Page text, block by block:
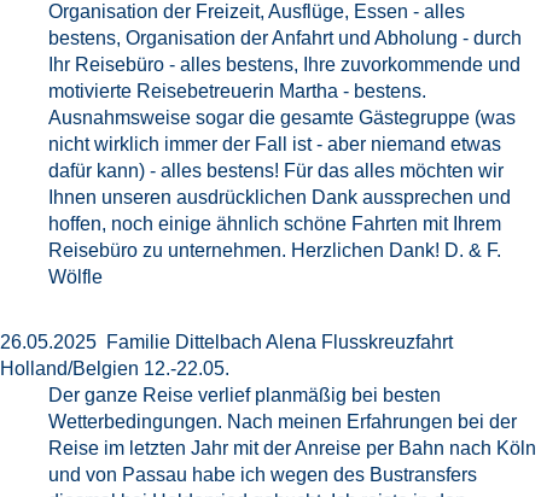
Organisation der Freizeit, Ausflüge, Essen - alles
bestens, Organisation der Anfahrt und Abholung - durch
Ihr Reisebüro - alles bestens, Ihre zuvorkommende und
motivierte Reisebetreuerin Martha - bestens.
Ausnahmsweise sogar die gesamte Gästegruppe (was
nicht wirklich immer der Fall ist - aber niemand etwas
dafür kann) - alles bestens! Für das alles möchten wir
Ihnen unseren ausdrücklichen Dank aussprechen und
hoffen, noch einige ähnlich schöne Fahrten mit Ihrem
Reisebüro zu unternehmen. Herzlichen Dank! D. & F.
Wölfle
26.05.2025 Familie Dittelbach Alena Flusskreuzfahrt
Holland/Belgien 12.-22.05.
Der ganze Reise verlief planmäßig bei besten
Wetterbedingungen. Nach meinen Erfahrungen bei der
Reise im letzten Jahr mit der Anreise per Bahn nach Köln
und von Passau habe ich wegen des Bustransfers